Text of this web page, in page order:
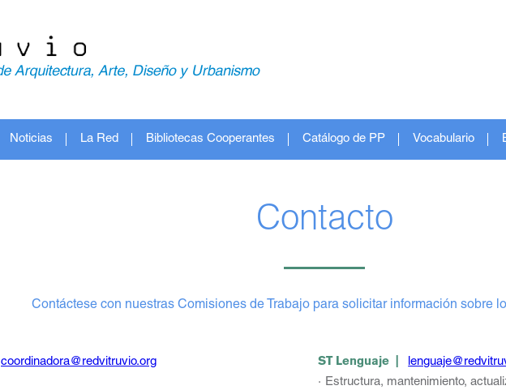
Noticias La Red Bibliotecas Cooperantes Catálogo de PP Vocabulario
Contacto
Contáctese con nuestras Comisiones de Trabajo para solicitar información sobre
coordinadora@redvitruvio.org
ST Lenguaje |
Estructura, mantenimiento,